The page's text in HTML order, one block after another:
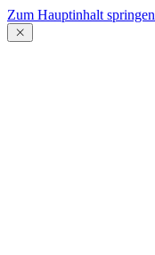
Zum Hauptinhalt springen
Menü
schließen